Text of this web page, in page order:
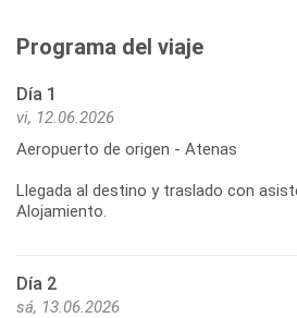
Programa del viaje
Día 1
vi, 12.06.2026
Aeropuerto de origen - Atenas
Llegada al destino y traslado con
Alojamiento.
Día 2
sá, 13.06.2026